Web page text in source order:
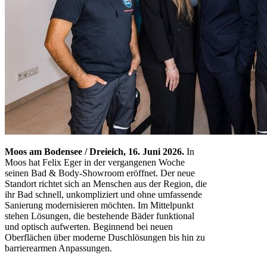
Moos am Bodensee / Dreieich, 16. Juni 2026. In
Moos hat Felix Eger in der vergangenen Woche
seinen Bad & Body-Showroom eröffnet. Der neue
Standort richtet sich an Menschen aus der Region, die
ihr Bad schnell, unkompliziert und ohne umfassende
Sanierung modernisieren möchten. Im Mittelpunkt
stehen Lösungen, die bestehende Bäder funktional
und optisch aufwerten. Beginnend bei neuen
Oberflächen über moderne Duschlösungen bis hin zu
barrierearmen Anpassungen.